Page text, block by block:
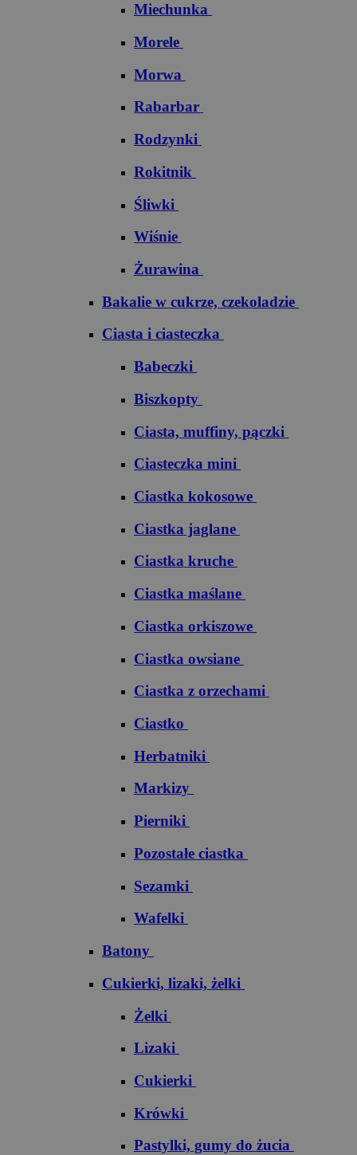
Miechunka
Morele
Morwa
Rabarbar
Rodzynki
Rokitnik
Śliwki
Wiśnie
Żurawina
Bakalie w cukrze, czekoladzie
Ciasta i ciasteczka
Babeczki
Biszkopty
Ciasta, muffiny, pączki
Ciasteczka mini
Ciastka kokosowe
Ciastka jaglane
Ciastka kruche
Ciastka maślane
Ciastka orkiszowe
Ciastka owsiane
Ciastka z orzechami
Ciastko
Herbatniki
Markizy
Pierniki
Pozostałe ciastka
Sezamki
Wafelki
Batony
Cukierki, lizaki, żelki
Żelki
Lizaki
Cukierki
Krówki
Pastylki, gumy do żucia